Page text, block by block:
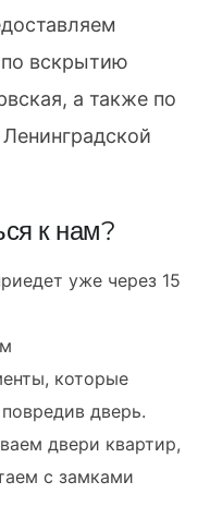
вскрытию
а также по
к нам?
уже через 15
которые
дверь.
двери квартир,
с замками